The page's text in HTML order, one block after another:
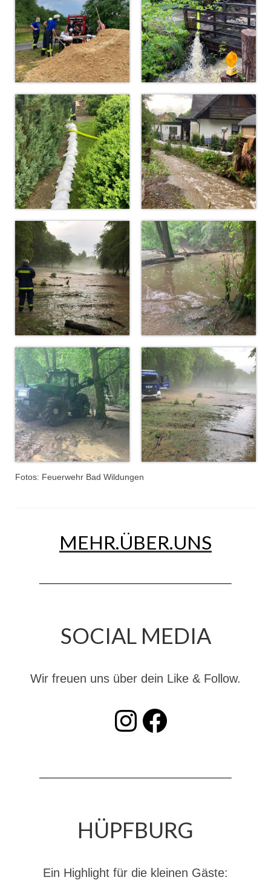
10 Jahre KatS-Zug
Musikzug
Infos
Termine
Chronik des Musikzug
Christkindwiegen
Christkindwiegen 2024
Christkindwiegen 2023
Christkindwiegen 2022
Christkindwiegen 2021
Christkindwiegen 2019
Christkindwiegen 2018
Christkindwiegen 2017
Christkindwiegen 2016
Jahreskonzert 2017
Oktoberfestkonzert 2018
Jahreskonzert 2019
Benefizkonzert 2021
Oktoberfestkonzert 2022
Verein
Stützpunkt
Hilfeleistungslöschgruppenfahrzeug HLF
Tanklöschfahrzeug TLF 4000
Gerätewagen Gefahrgut GW-G
Fotos: Feuerwehr Bad Wildungen
MEHR.ÜBER.UNS
SOCIAL MEDIA
Wir freuen uns über dein Like & Follow.
INSTAGRAM Facebook
HÜPFBURG
Ein Highlight für die kleinen Gäste: